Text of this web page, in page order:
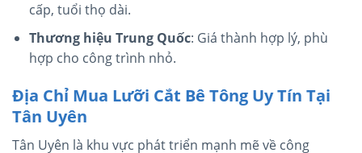
cấp, tuổi thọ dài.
Thương hiệu Trung Quốc: Giá thành hợp lý, phù
hợp cho công trình nhỏ.
Địa Chỉ Mua Lưỡi Cắt Bê Tông Uy Tín Tại
Tân Uyên
Tân Uyên là khu vực phát triển mạnh mẽ về công